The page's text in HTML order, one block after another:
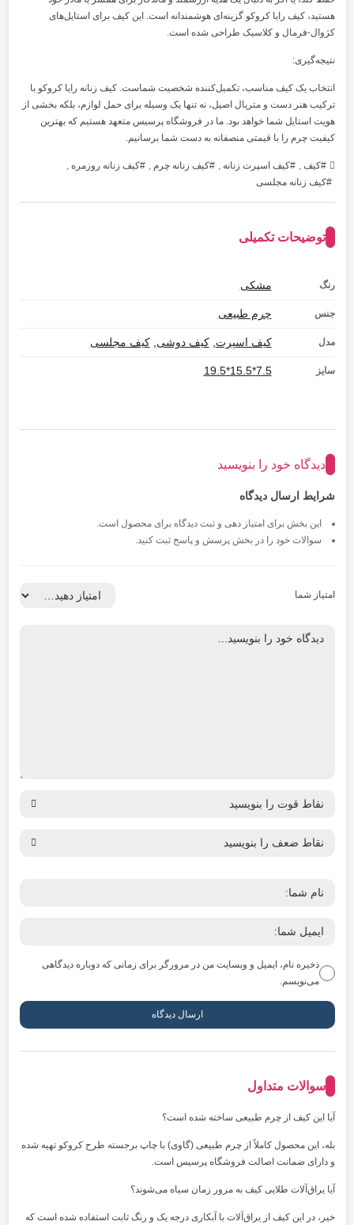
هستید، کیف رایا کروکو گزینه‌ای هوشمندانه است. این کیف برای استایل‌های
کژوال-فرمال و کلاسیک طراحی شده است.
نتیجه‌گیری:
انتخاب یک کیف مناسب، تکمیل‌کننده شخصیت شماست. کیف زنانه رایا کروکو با
ترکیب هنر دست و متریال اصیل، نه تنها یک وسیله برای حمل لوازم، بلکه بخشی از
هویت استایل شما خواهد بود. ما در فروشگاه پرسیس متعهد هستیم که بهترین
کیفیت چرم را با قیمتی منصفانه به دست شما برسانیم.
کیف , کیف اسپرت زنانه , کیف زنانه چرم , کیف زنانه روزمره ,
کیف زنانه مجلسی
توضیحات تکمیلی
رنگ مشکی
جنس چرم طبیعی
مدل کیف اسپرت ,کیف دوشی ,کیف مجلسی
سایز 7.5*15.5*19.5
دیدگاه خود را بنویسید
شرایط ارسال دیدگاه
این بخش برای امتیاز دهی و ثبت دیدگاه برای محصول است.
سوالات خود را در بخش پرسش و پاسخ ثبت کنید.
امتیاز شما
ذخیره نام، ایمیل و وبسایت من در مرورگر برای زمانی که دوباره دیدگاهی
می‌نویسم.
سوالات متداول
آیا این کیف از چرم طبیعی ساخته شده است؟
بله، این محصول کاملاً از چرم طبیعی (گاوی) با چاپ برجسته طرح کروکو تهیه شده
و دارای ضمانت اصالت فروشگاه پرسیس است.
آیا یراق‌آلات طلایی کیف به مرور زمان سیاه می‌شوند؟
خیر، در این کیف از یراق‌آلات با آبکاری درجه یک و رنگ ثابت استفاده شده است که